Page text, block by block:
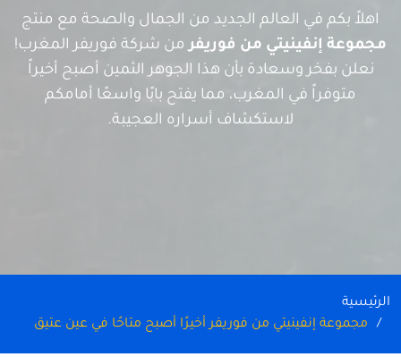
اهلاً بكم في العالم الجديد من الجمال والصحة مع منتج
مجموعة إنفينيتي من فوريفرمن شركة فوريفر المغرب!
نعلن بفخر وسعادة بأن هذا الجوهر الثمين أصبح أخيراً
متوفراً في المغرب، مما يفتح بابًا واسعًا أمامكم
لاستكشاف أسراره العجيبة.
الرئيسية
مجموعة إنفينيتي من فوريفر أخيرًا أصبح متاحًا في عين عتيق